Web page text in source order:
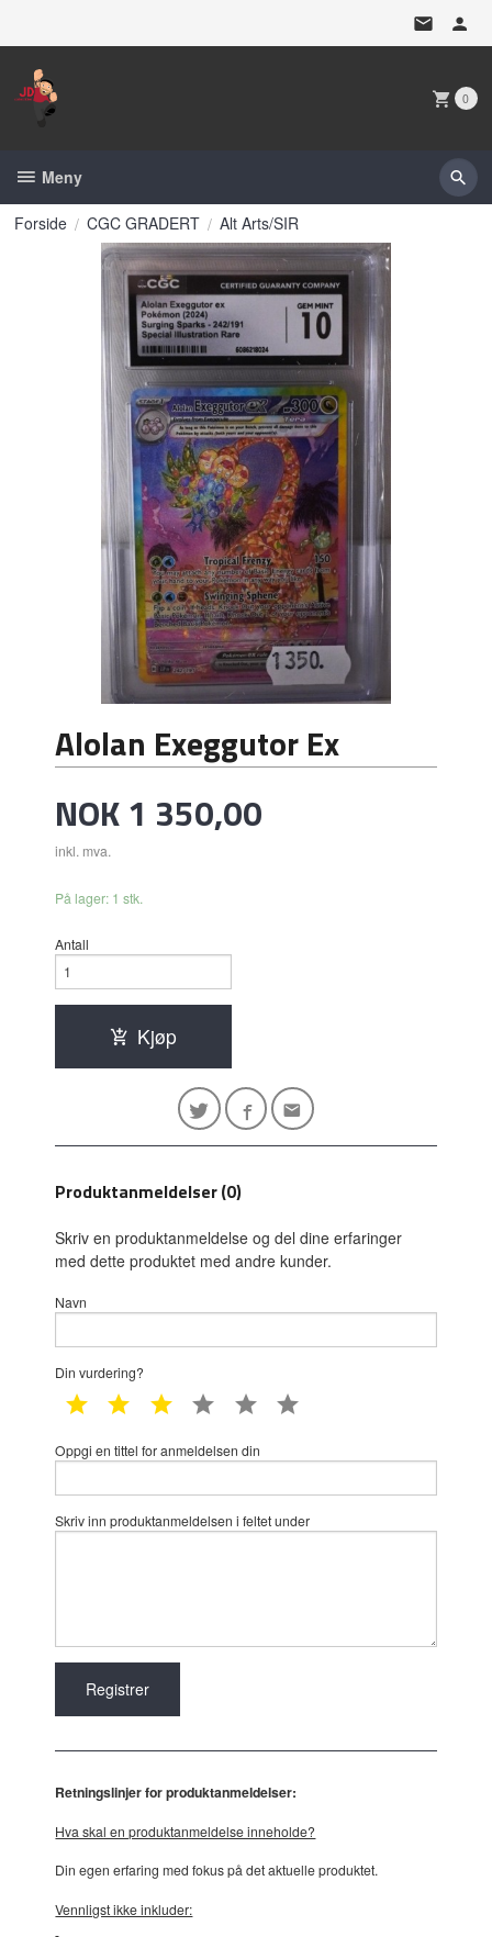
0
Meny
Forside CGC GRADERT Alt Arts/SIR
Alolan Exeggutor Ex
Pris
NOK1 350,00
inkl. mva.
På lager: 1 stk.
Antall
Kjøp
Produktanmeldelser (0)
Skriv en produktanmeldelse og del dine erfaringer
med dette produktet med andre kunder.
Navn
Din vurdering?
1 star 2 star 3 star 4 star 5 star
Oppgi en tittel for anmeldelsen din
Skriv inn produktanmeldelsen i feltet under
Retningslinjer for produktanmeldelser:
Hva skal en produktanmeldelse inneholde?
Din egen erfaring med fokus på det aktuelle produktet.
Vennligst ikke inkluder: